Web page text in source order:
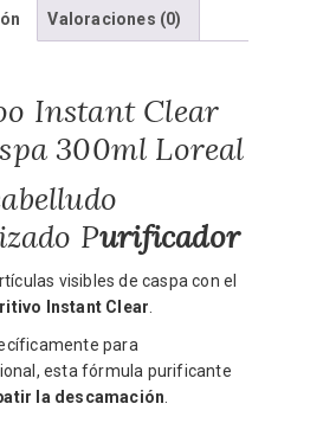
Valoraciones (0)
Instant Clear
300ml Loreal
Purificador
visibles de caspa con el
Instant Clear
para
esta fórmula purificante
la descamación